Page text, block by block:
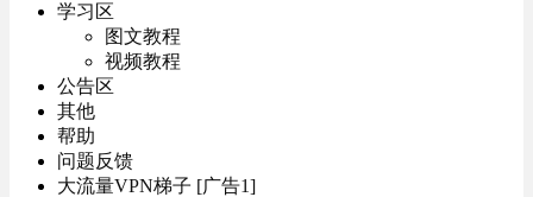
学习区
图文教程
视频教程
公告区
其他
帮助
问题反馈
大流量VPN梯子 [广告1]